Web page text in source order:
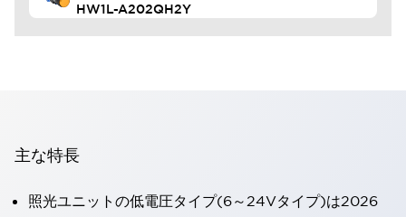
HW1L-A202QH2Y
主な特長
照光ユニットの低電圧タイプ(6～24Vタイプ)は2026